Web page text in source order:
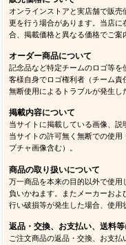
オンラインストアと実店舗で販
更を行う場合があります。当店
合、掲載価格と異なる価格でご案
オーダー商品について
記念品など特定チームのロゴ等
客様自身でロゴ権利者（チーム
無断使用によるトラブルが発生し
掲載内容について
当サイトに掲載している画像、説
当サイトの許可無く無断での使
プチャ画像含む）。
商品の取り扱いについて
万一商品を本来の目的以外で使
負いかねます。またメーカーお
行い破損等が発生した場合、使用
返品・交換、お支払い、送料
ご注文商品の返品・交換、お支